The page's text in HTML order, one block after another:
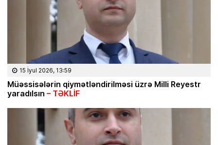
15 İyul 2026, 13:59
Müəssisələrin qiymətləndirilməsi üzrə Milli Reyestr
yaradılsın – TƏKLİF